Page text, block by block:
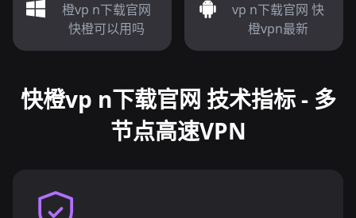
橙vp n下载官网
快橙可以用吗
vp n下载官网 快
橙vpn最新
快橙vp n下载官网 技术指标 - 多
节点高速VPN